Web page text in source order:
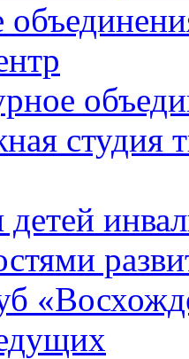
студия
детей